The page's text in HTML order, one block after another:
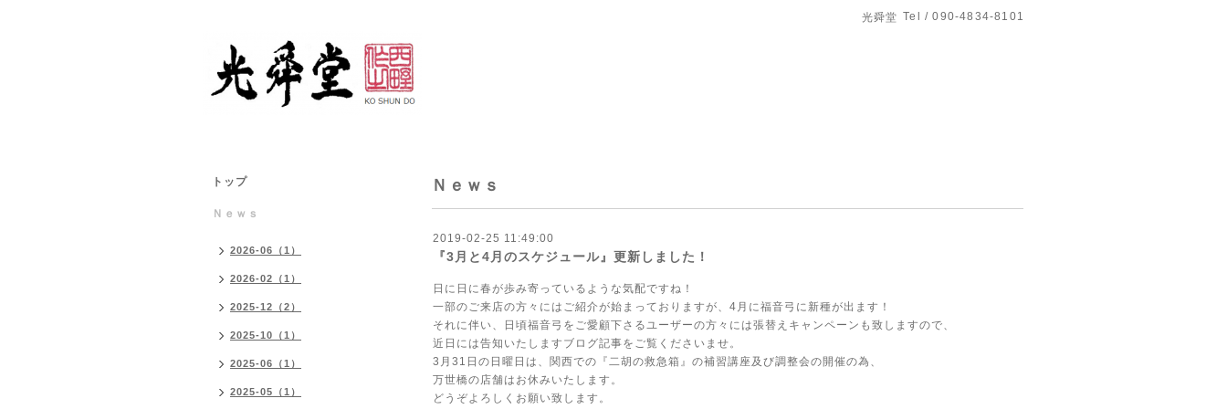
光舜堂 Tel / 090-4834-8101
Ｎｅｗｓ
2019-02-25 11:49:00
『3月と4月のスケジュール』更新しました！
日に日に春が歩み寄っているような気配ですね！
一部のご来店の方々にはご紹介が始まっておりますが、4月に福音弓に新種が出ます！
それに伴い、日頃福音弓をご愛顧下さるユーザーの方々には張替えキャンペーンも致しますので、
近日には告知いたしますブログ記事をご覧くださいませ。
3月31日の日曜日は、関西での『二胡の救急箱』の補習講座及び調整会の開催の為、
万世橋の店舗はお休みいたします。
どうぞよろしくお願い致します。
トップ
Ｎｅｗｓ
2026-06（1）
2026-02（1）
2025-12（2）
2025-10（1）
2025-06（1）
2025-05（1）